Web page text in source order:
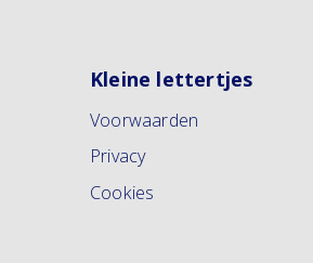
Kleine lettertjes
Voorwaarden
Privacy
Cookies